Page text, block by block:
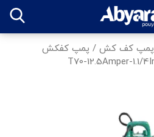
پمپ کف کش / پمپ کفکش